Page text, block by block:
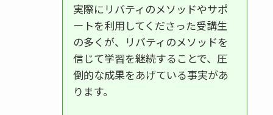
実際にリバティのメソッドやサポ
ートを利用してくださった受講生
の多くが、リバティのメソッドを
信じて学習を継続することで、圧
倒的な成果をあげている事実があ
ります。